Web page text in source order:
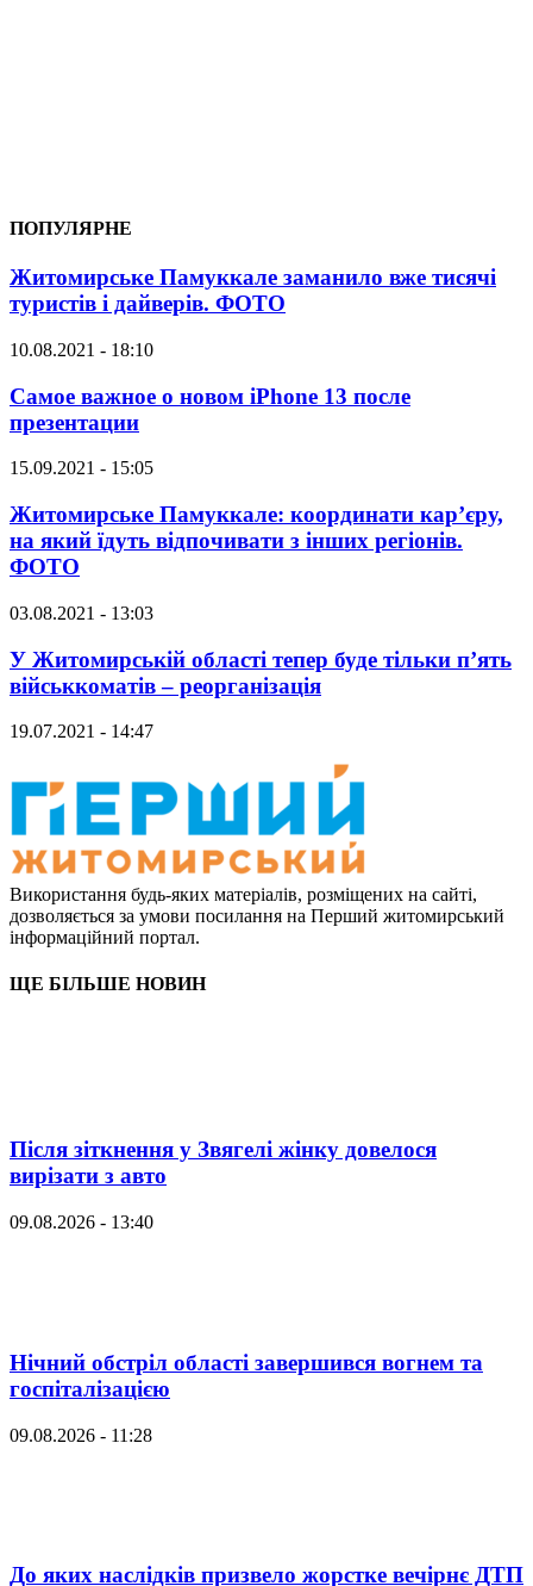
ПОПУЛЯРНЕ
Житомирське Памуккале заманило вже тисячі
туристів і дайверів. ФОТО
10.08.2021 - 18:10
Самое важное о новом iPhone 13 после
презентации
15.09.2021 - 15:05
Житомирське Памуккале: координати кар’єру,
на який їдуть відпочивати з інших регіонів.
ФОТО
03.08.2021 - 13:03
У Житомирській області тепер буде тільки п’ять
військкоматів – реорганізація
19.07.2021 - 14:47
Використання будь-яких матеріалів, розміщених на сайті,
дозволяється за умови посилання на Перший житомирський
інформаційний портал.
ЩЕ БІЛЬШЕ НОВИН
Після зіткнення у Звягелі жінку довелося
вирізати з авто
09.08.2026 - 13:40
Нічний обстріл області завершився вогнем та
госпіталізацією
09.08.2026 - 11:28
До яких наслідків призвело жорстке вечірнє ДТП